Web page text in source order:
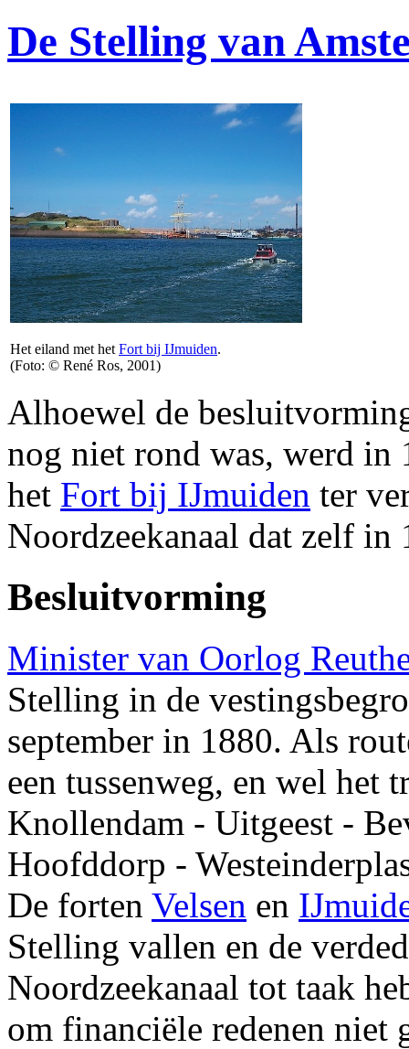
De Stelling van
Het eiland met het Fort bij IJmuiden.
(Foto: © René Ros, 2001)
Alhoewel de
nog niet rond was, werd in
het Fort bij IJmuiden ter
Noordzeekanaal dat zelf in
Besluitvorming
Minister van Oorlog
Stelling in de
september in 1880. Als
een tussenweg, en wel het
Knollendam - Uitgeest -
Hoofddorp -
De forten Velsen en
Stelling vallen en de
Noordzeekanaal tot taak
om financiële redenen niet